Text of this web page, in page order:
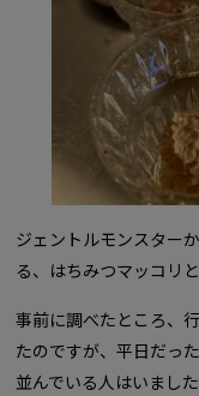
ジェントルモンスター
る、はちみつマッコリ
事前に調べたところ、
たのですが、平日だっ
並んでいる人はいまし